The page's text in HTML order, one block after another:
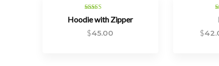
Bewertet
mit4.00
Hoodie with Zipper
$45.00
$